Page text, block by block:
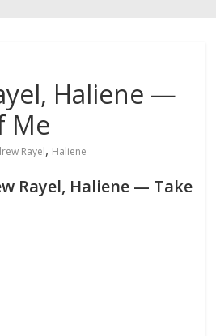
Haliene —
Me
Rayel, Haliene
Rayel, Haliene — Take